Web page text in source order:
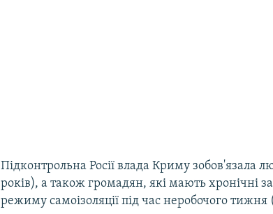
Підконтрольна Росії влада Криму зобов'язала
років), а також громадян, які мають хронічні
режиму самоізоляції під час неробочого тижня